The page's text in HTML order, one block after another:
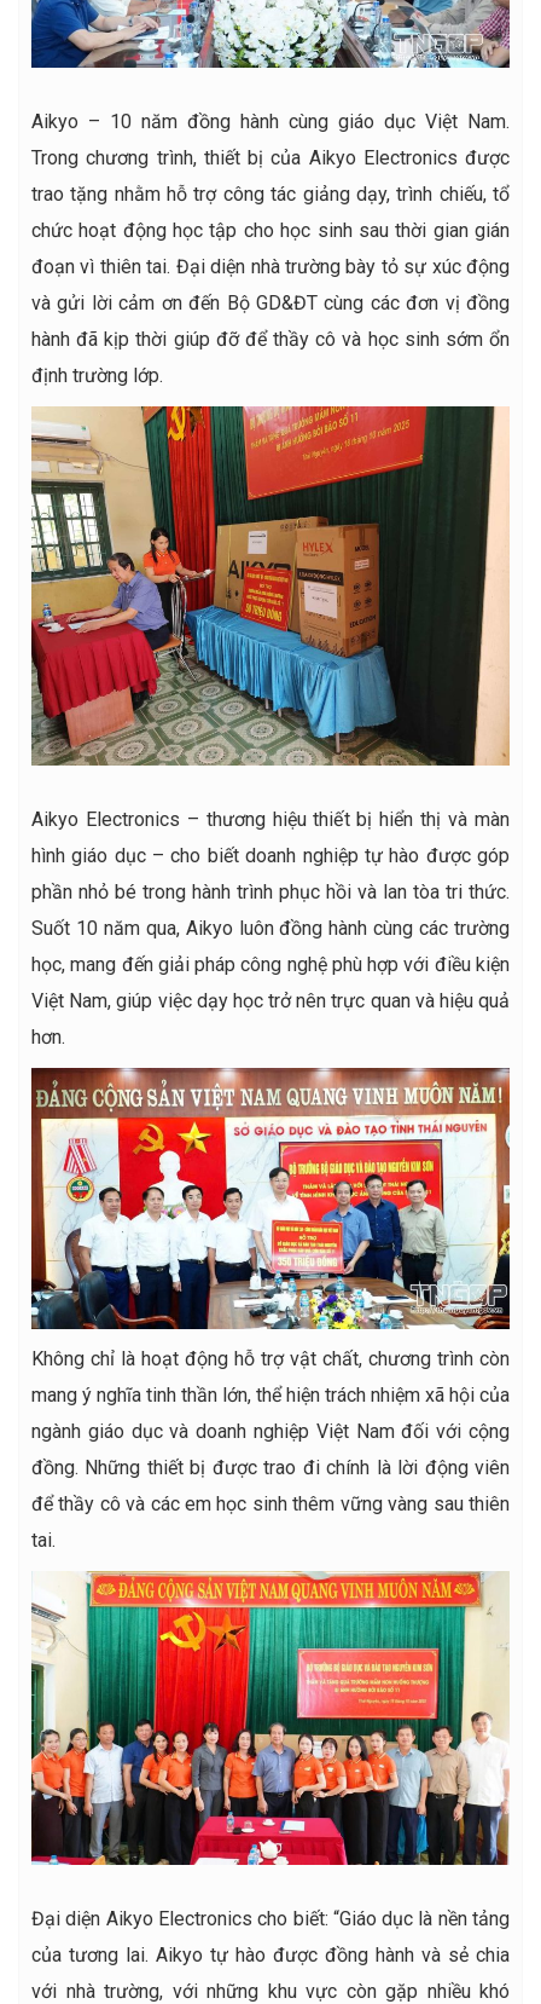
Aikyo – 10 năm đồng hành cùng giáo dục Việt Nam.
Trong chương trình, thiết bị của Aikyo Electronics được
trao tặng nhằm hỗ trợ công tác giảng dạy, trình chiếu, tổ
chức hoạt động học tập cho học sinh sau thời gian gián
đoạn vì thiên tai. Đại diện nhà trường bày tỏ sự xúc động
và gửi lời cảm ơn đến Bộ GD&ĐT cùng các đơn vị đồng
hành đã kịp thời giúp đỡ để thầy cô và học sinh sớm ổn
định trường lớp.
Aikyo Electronics – thương hiệu thiết bị hiển thị và màn
hình giáo dục – cho biết doanh nghiệp tự hào được góp
phần nhỏ bé trong hành trình phục hồi và lan tòa tri thức.
Suốt 10 năm qua, Aikyo luôn đồng hành cùng các trường
học, mang đến giải pháp công nghệ phù hợp với điều kiện
Việt Nam, giúp việc dạy học trở nên trực quan và hiệu quả
hơn.
Không chỉ là hoạt động hỗ trợ vật chất, chương trình còn
mang ý nghĩa tinh thần lớn, thể hiện trách nhiệm xã hội của
ngành giáo dục và doanh nghiệp Việt Nam đối với cộng
đồng. Những thiết bị được trao đi chính là lời động viên
để thầy cô và các em học sinh thêm vững vàng sau thiên
tai.
Đại diện Aikyo Electronics cho biết: “Giáo dục là nền tảng
của tương lai. Aikyo tự hào được đồng hành và sẻ chia
với nhà trường, với những khu vực còn gặp nhiều khó